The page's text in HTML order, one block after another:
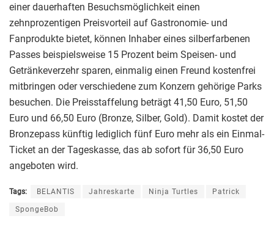
einer dauerhaften Besuchsmöglichkeit einen
zehnprozentigen Preisvorteil auf Gastronomie- und
Fanprodukte bietet, können Inhaber eines silberfarbenen
Passes beispielsweise 15 Prozent beim Speisen- und
Getränkeverzehr sparen, einmalig einen Freund kostenfrei
mitbringen oder verschiedene zum Konzern gehörige Parks
besuchen. Die Preisstaffelung beträgt 41,50 Euro, 51,50
Euro und 66,50 Euro (Bronze, Silber, Gold). Damit kostet der
Bronzepass künftig lediglich fünf Euro mehr als ein Einmal-
Ticket an der Tageskasse, das ab sofort für 36,50 Euro
angeboten wird.
Tags: BELANTIS Jahreskarte Ninja Turtles Patrick
SpongeBob